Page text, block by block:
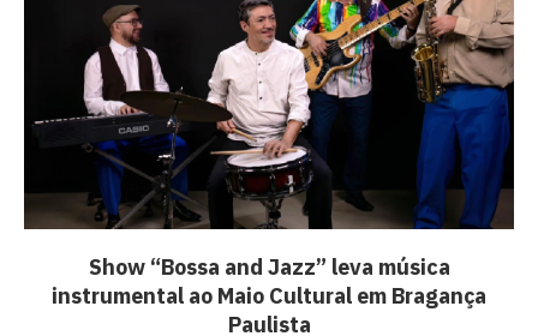
Show “Bossa and Jazz” leva música
instrumental ao Maio Cultural em Bragança
Paulista